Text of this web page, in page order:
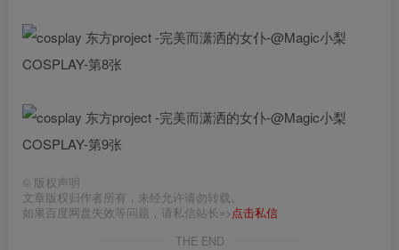
© 版权声明
文章版权归作者所有，未经允许请勿转载。
如果百度网盘失效等问题，请私信站长=>点击私信
THE END